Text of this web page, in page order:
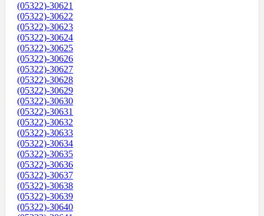
(05322)-30621
(05322)-30622
(05322)-30623
(05322)-30624
(05322)-30625
(05322)-30626
(05322)-30627
(05322)-30628
(05322)-30629
(05322)-30630
(05322)-30631
(05322)-30632
(05322)-30633
(05322)-30634
(05322)-30635
(05322)-30636
(05322)-30637
(05322)-30638
(05322)-30639
(05322)-30640